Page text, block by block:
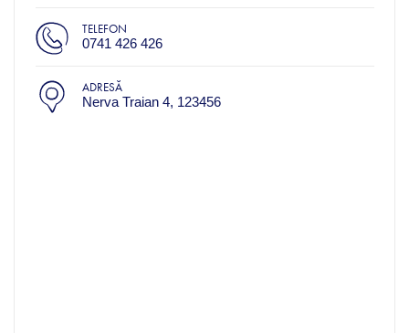
TELEFON
0741 426 426
ADRESĂ
Nerva Traian 4, 123456